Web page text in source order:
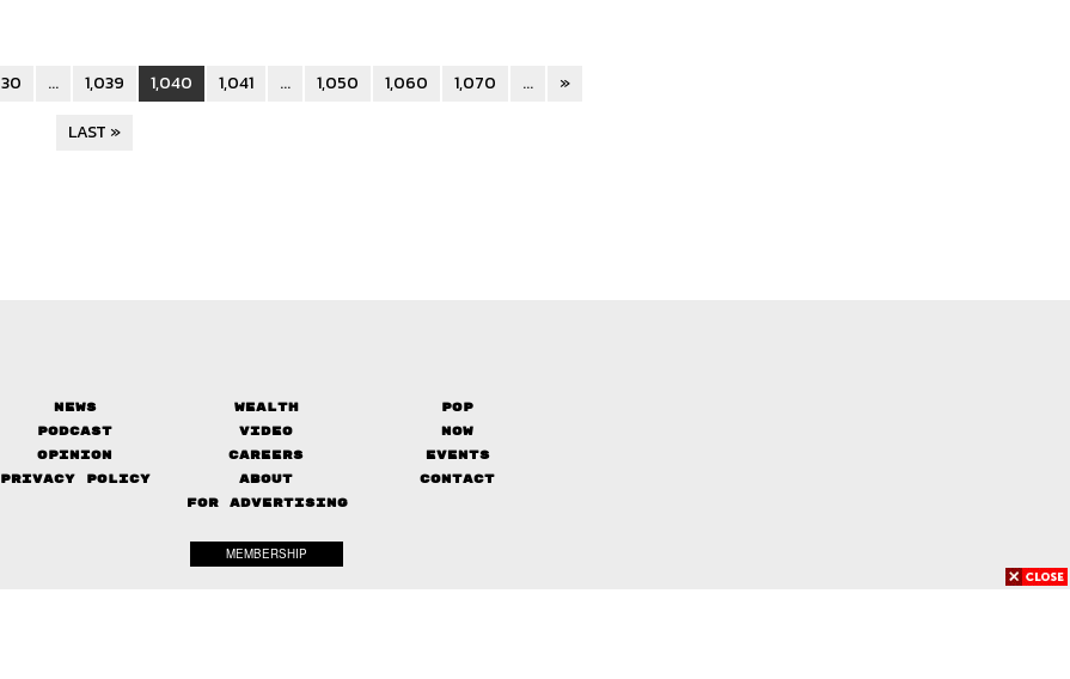
30 ... 1,039 1,040 1,041 ... 1,050 1,060 1,070 ...
»
LAST »
News Wealth
Pop
Podcast
Video
Now
Opinion
Careers
Events
Privacy Policy
About
Contact
FOR ADVERTISING
MEMBERSHIP